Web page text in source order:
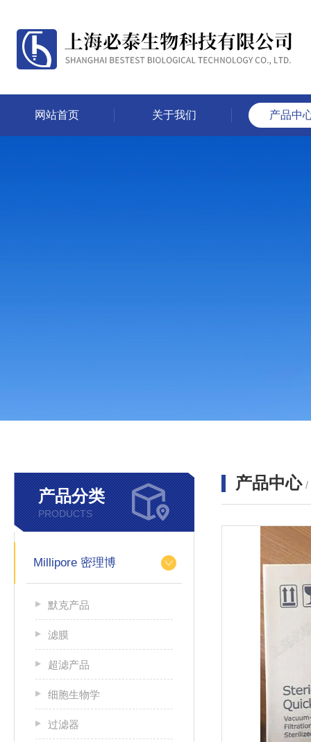
网站首页 关于我们 产品中
产品分类
PRODUCTS
Millipore 密理博
默克产品
滤膜
超滤产品
细胞生物学
过滤器
产品中心 /